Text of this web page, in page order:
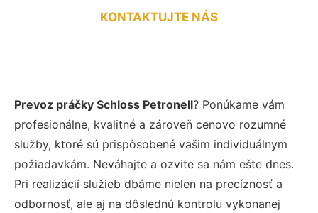
KONTAKTUJTE NÁS
Prevoz práčky Schloss Petronell? Ponúkame vám
profesionálne, kvalitné a zároveň cenovo rozumné
služby, ktoré sú prispôsobené vašim individuálnym
požiadavkám. Neváhajte a ozvite sa nám ešte dnes.
Pri realizácií služieb dbáme nielen na precíznosť a
odbornosť, ale aj na dôslednú kontrolu vykonanej